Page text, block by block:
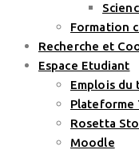
Formation
Recherche et
Espace Etudiant
Emplois du
Plateforme
Rosetta
Moodle